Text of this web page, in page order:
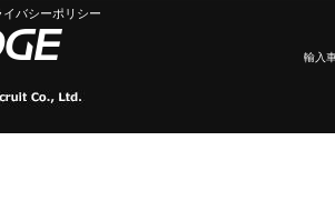
イバシーポリシー
輸入